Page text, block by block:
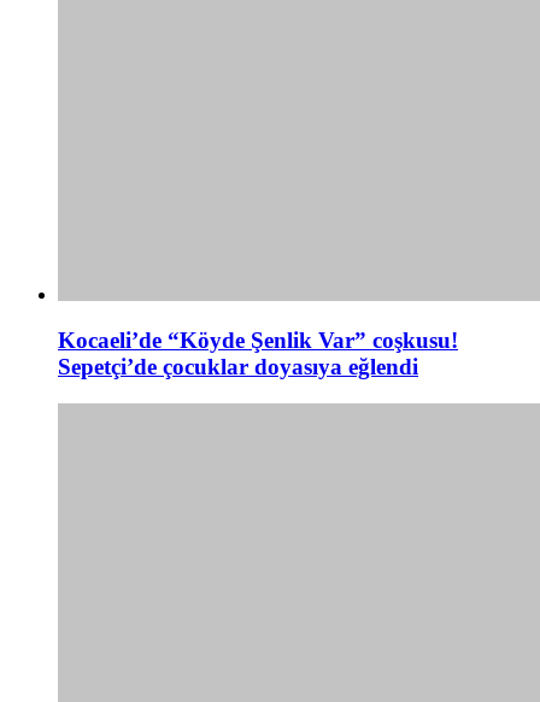
Kocaeli’de “Köyde Şenlik Var” coşkusu!
Sepetçi’de çocuklar doyasıya eğlendi